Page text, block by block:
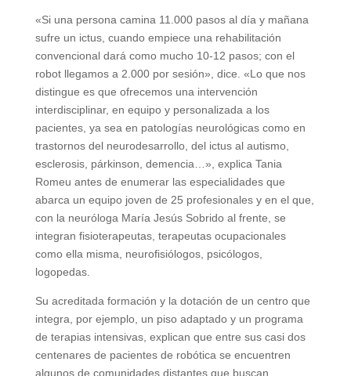
«Si una persona camina 11.000 pasos al día y mañana
sufre un ictus, cuando empiece una rehabilitación
convencional dará como mucho 10-12 pasos; con el
robot llegamos a 2.000 por sesión», dice. «Lo que nos
distingue es que ofrecemos una intervención
interdisciplinar, en equipo y personalizada a los
pacientes, ya sea en patologías neurológicas como en
trastornos del neurodesarrollo, del ictus al autismo,
esclerosis, párkinson, demencia…», explica Tania
Romeu antes de enumerar las especialidades que
abarca un equipo joven de 25 profesionales y en el que,
con la neuróloga María Jesús Sobrido al frente, se
integran fisioterapeutas, terapeutas ocupacionales
como ella misma, neurofisiólogos, psicólogos,
logopedas.
Su acreditada formación y la dotación de un centro que
integra, por ejemplo, un piso adaptado y un programa
de terapias intensivas, explican que entre sus casi dos
centenares de pacientes de robótica se encuentren
algunos de comunidades distantes que buscan